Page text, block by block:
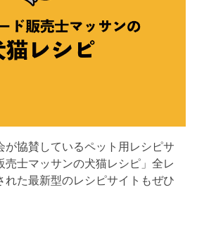
が協賛しているペット用レシピサ
売士マッサンの犬猫レシピ」全レ
れた最新型のレシピサイトもぜひ